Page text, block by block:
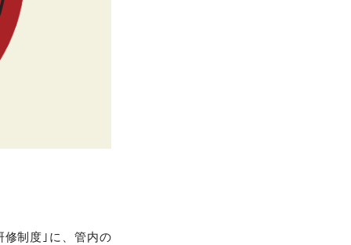
修制度｣に、管内の